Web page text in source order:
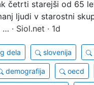
četrti starejši od 65
ljudi v starostni
… · Siol.net · 1d
dela slovenija
demografija oecd